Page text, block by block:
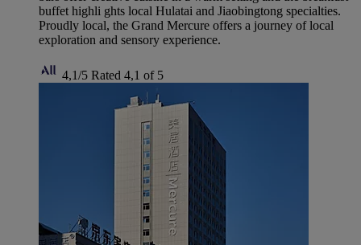
buffet highli ghts local Hulatai and Jiaobingtong specialties.
Proudly local, the Grand Mercure offers a journey of local
exploration and sensory experience.
4,1/5 Rated 4,1 of 5